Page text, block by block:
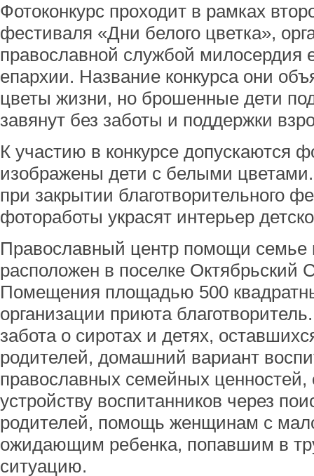
Фотоконкурс проходит в рамках
фестиваля «Дни белого цветка»,
православной службой милосердия
епархии. Название конкурса они
цветы жизни, но брошенные дети
завянут без заботы и поддержки
К участию в конкурсе допускаются
изображены дети с белыми
при закрытии благотворительного
фотоработы украсят интерьер
Православный центр помощи семье
расположен в поселке Октябрьский
Помещения площадью 500
организации приюта
забота о сиротах и детях,
родителей, домашний вариант
православных семейных
устройству воспитанников через
родителей, помощь женщинам с
ожидающим ребенка, попавшим в
ситуацию.